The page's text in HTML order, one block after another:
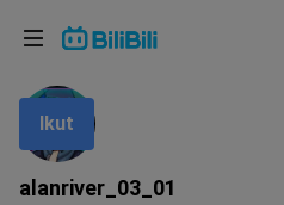
alanriver_03_01
IkutBahasa: Bahasa Melayu
Pilih bahasa
English
ภาษาไทย